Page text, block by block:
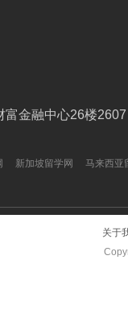
新加坡留学网 马来西亚
富金融中心26楼2607
关于